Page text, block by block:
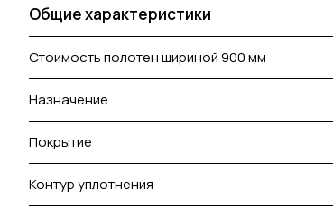
Общие характеристики
Стоимость полотен шириной 900 мм
Назначение
Покрытие
Контур уплотнения